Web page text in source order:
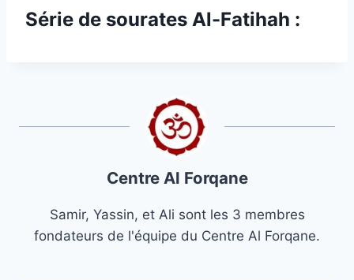
Série de sourates Al-Fatihah :
Centre Al Forqane
Samir, Yassin, et Ali sont les 3 membres
fondateurs de l'équipe du Centre Al Forqane.